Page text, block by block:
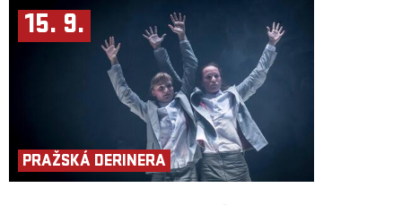
15. 9.
PRAŽSKÁ DERINERA